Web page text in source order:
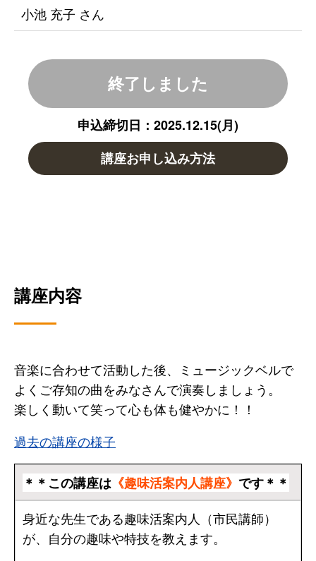
講座内容
音楽に合わせて活動した後、ミュージックベルで
よくご存知の曲をみなさんで演奏しましょう。
楽しく動いて笑って心も体も健やかに！！
過去の講座の様子
＊＊この講座は 《趣味活案内人講座》 です＊＊
身近な先生である趣味活案内人（市民講師）
が、自分の趣味や特技を教えます。
小池 充子 さん
終了しました
申込締切日：2025.12.15(月)
講座お申し込み方法